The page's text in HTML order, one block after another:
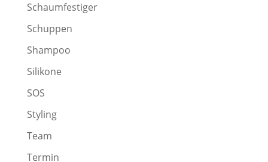
Schaumfestiger
Schuppen
Shampoo
Silikone
SOS
Styling
Team
Termin